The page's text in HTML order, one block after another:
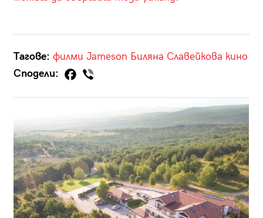
Тагове: филми Jameson Биляна Славейкова кино
Сподели: